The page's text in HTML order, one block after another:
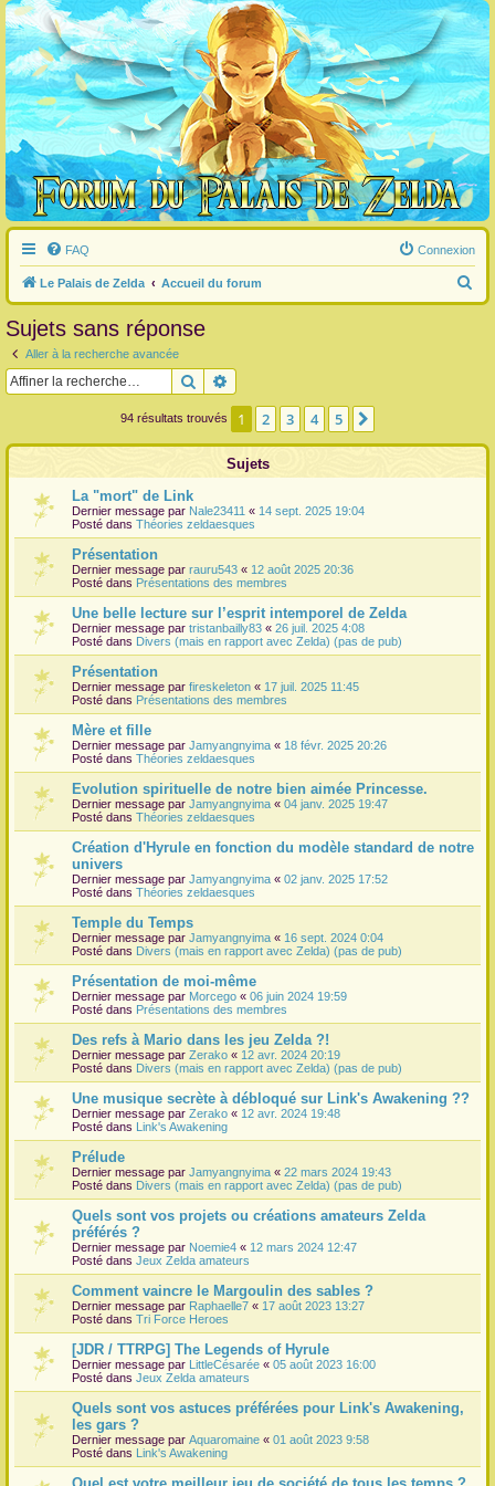
FAQ Connexion
Le Palais de Zelda Accueil du forum
e
c
Sujets sans réponse
Aller à la recherche avancée
Rechercher
94 résultats trouvés 1 2 3 4 5
Sujets
La "mort" de Link
Dernier message par Nale23411 « 14 sept. 2025 19:04
Posté dans Théories zeldaesques
Présentation
Dernier message par rauru543 « 12 août 2025 20:36
Posté dans Présentations des membres
Une belle lecture sur l’esprit intemporel de Zelda
Dernier message par tristanbailly83 « 26 juil. 2025 4:08
Posté dans Divers (mais en rapport avec Zelda) (pas de pub)
Présentation
Dernier message par fireskeleton « 17 juil. 2025 11:45
Posté dans Présentations des membres
Mère et fille
Dernier message par Jamyangnyima « 18 févr. 2025 20:26
Posté dans Théories zeldaesques
Evolution spirituelle de notre bien aimée Princesse.
Dernier message par Jamyangnyima « 04 janv. 2025 19:47
Posté dans Théories zeldaesques
Création d'Hyrule en fonction du modèle standard de notre
univers
Dernier message par Jamyangnyima « 02 janv. 2025 17:52
Posté dans Théories zeldaesques
Temple du Temps
Dernier message par Jamyangnyima « 16 sept. 2024 0:04
Posté dans Divers (mais en rapport avec Zelda) (pas de pub)
Présentation de moi-même
Dernier message par Morcego « 06 juin 2024 19:59
Posté dans Présentations des membres
Des refs à Mario dans les jeu Zelda ?!
Dernier message par Zerako « 12 avr. 2024 20:19
Posté dans Divers (mais en rapport avec Zelda) (pas de pub)
Une musique secrète à débloqué sur Link's Awakening ??
Dernier message par Zerako « 12 avr. 2024 19:48
Posté dans Link's Awakening
Prélude
Dernier message par Jamyangnyima « 22 mars 2024 19:43
Posté dans Divers (mais en rapport avec Zelda) (pas de pub)
Quels sont vos projets ou créations amateurs Zelda
préférés ?
Dernier message par Noemie4 « 12 mars 2024 12:47
Posté dans Jeux Zelda amateurs
Comment vaincre le Margoulin des sables ?
Dernier message par Raphaelle7 « 17 août 2023 13:27
Posté dans Tri Force Heroes
[JDR / TTRPG] The Legends of Hyrule
Dernier message par LittleCésarée « 05 août 2023 16:00
Posté dans Jeux Zelda amateurs
Quels sont vos astuces préférées pour Link's Awakening,
les gars ?
Dernier message par Aquaromaine « 01 août 2023 9:58
Posté dans Link's Awakening
Quel est votre meilleur jeu de société de tous les temps ?